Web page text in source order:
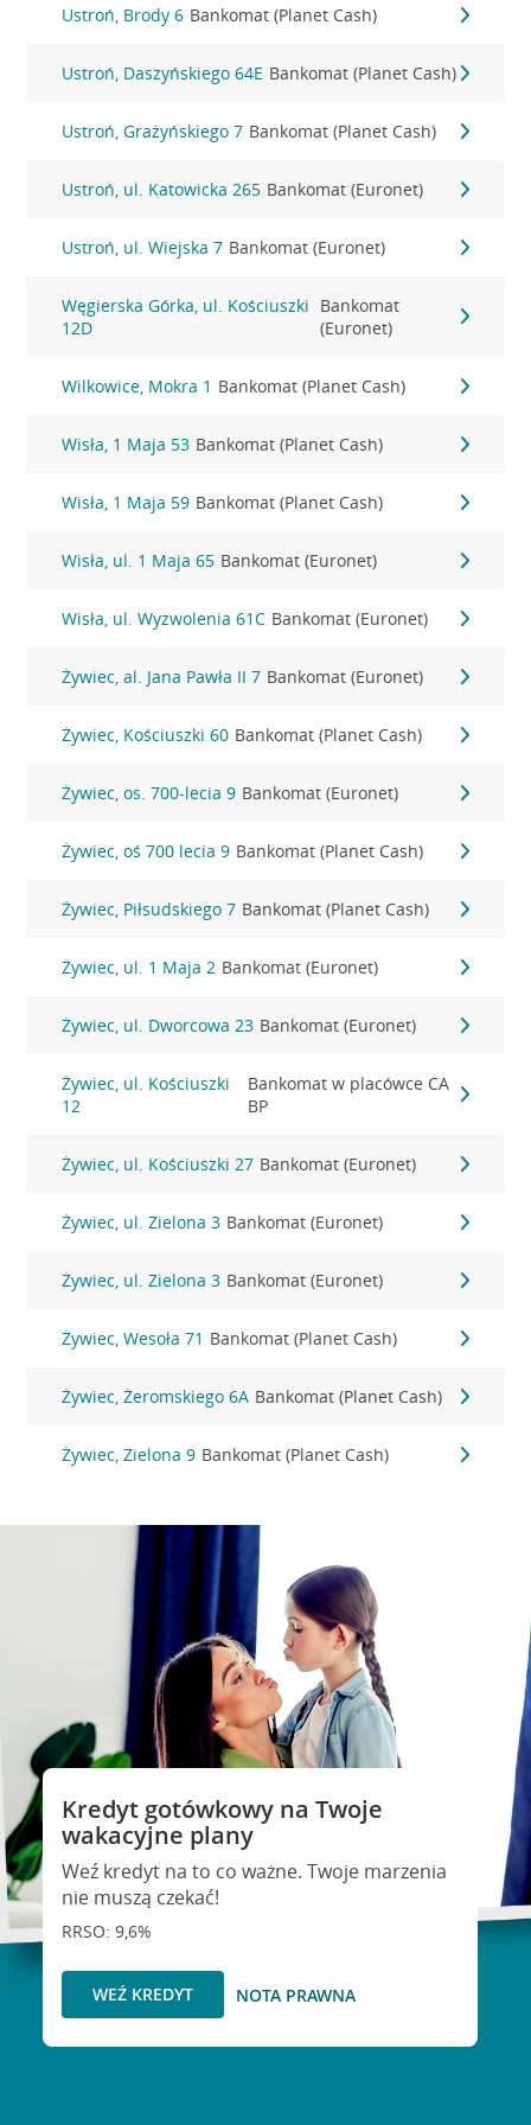
Ustroń, Brody 6 Bankomat (Planet Cash)
Ustroń, Daszyńskiego 64E Bankomat (Planet Cash)
Ustroń, Grażyńskiego 7 Bankomat (Planet Cash)
Ustroń, ul. Katowicka 265 Bankomat (Euronet)
Ustroń, ul. Wiejska 7 Bankomat (Euronet)
Węgierska Górka, ul. Kościuszki
12D
Bankomat
(Euronet)
Wilkowice, Mokra 1 Bankomat (Planet Cash)
Wisła, 1 Maja 53 Bankomat (Planet Cash)
Wisła, 1 Maja 59 Bankomat (Planet Cash)
Wisła, ul. 1 Maja 65 Bankomat (Euronet)
Wisła, ul. Wyzwolenia 61C Bankomat (Euronet)
Żywiec, al. Jana Pawła II 7 Bankomat (Euronet)
Żywiec, Kościuszki 60 Bankomat (Planet Cash)
Żywiec, os. 700-lecia 9 Bankomat (Euronet)
Żywiec, oś 700 lecia 9 Bankomat (Planet Cash)
Żywiec, Piłsudskiego 7 Bankomat (Planet Cash)
Żywiec, ul. 1 Maja 2 Bankomat (Euronet)
Żywiec, ul. Dworcowa 23 Bankomat (Euronet)
Żywiec, ul. Kościuszki
12
Bankomat w placówce CA
BP
Żywiec, ul. Kościuszki 27 Bankomat (Euronet)
Żywiec, ul. Zielona 3 Bankomat (Euronet)
Żywiec, ul. Zielona 3 Bankomat (Euronet)
Żywiec, Wesoła 71 Bankomat (Planet Cash)
Żywiec, Żeromskiego 6A Bankomat (Planet Cash)
Żywiec, Zielona 9 Bankomat (Planet Cash)
Kredyt gotówkowy na Twoje
wakacyjne plany
Weź kredyt na to co ważne. Twoje marzenia
nie muszą czekać!
RRSO: 9,6%
WEŹ KREDYT NOTA PRAWNA